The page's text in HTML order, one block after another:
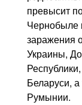
превысит
Чернобыле
заражения
Украины,
Беларуси,
Румынии.